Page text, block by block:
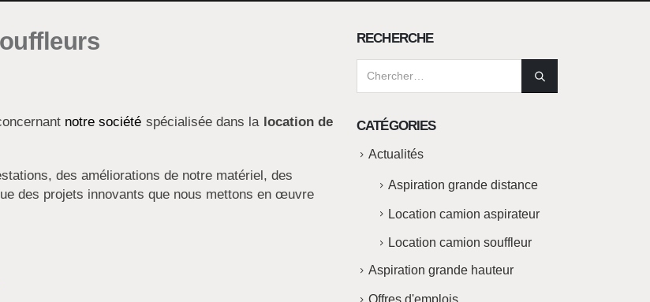
notre société spécialisée dans la location de
des améliorations de notre matériel, des
des projets innovants que nous mettons en œuvre
RECHERCHE
CATÉGORIES
Actualités
Aspiration grande distance
Location camion aspirateur
Location camion souffleur
Aspiration grande hauteur